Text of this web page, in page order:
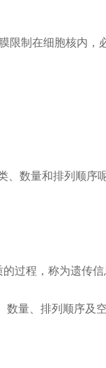
限制在细胞核内，
、数量和排列顺序
过程，称为遗传
量、排列顺序及